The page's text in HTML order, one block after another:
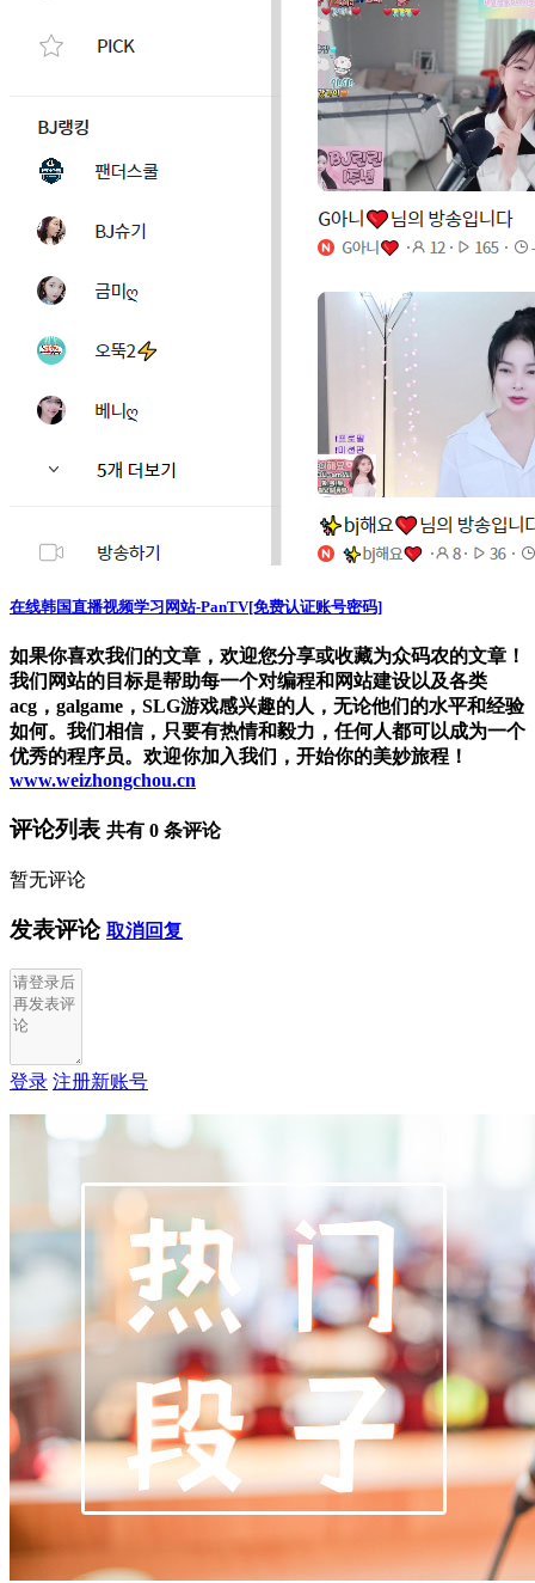
在线韩国直播视频学习网站-PanTV[免费认证账号密码]
如果你喜欢我们的文章，欢迎您分享或收藏为众码农的文章！
我们网站的目标是帮助每一个对编程和网站建设以及各类
acg，galgame，SLG游戏感兴趣的人，无论他们的水平和经验
如何。我们相信，只要有热情和毅力，任何人都可以成为一个
优秀的程序员。欢迎你加入我们，开始你的美妙旅程！
www.weizhongchou.cn
评论列表 共有 0 条评论
暂无评论
发表评论 取消回复
登录 注册新账号